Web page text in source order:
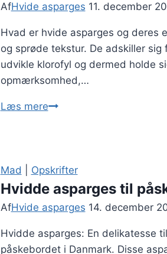
AfHvide asparges 11. december
Hvad er hvide asparges og deres
og sprøde tekstur. De adskiller
udvikle klorofyl og dermed holde
opmærksomhed,…
Læs mereHvide
og
rucola
Mad Opskrifter
Hvidde asparges til
AfHvide asparges 14. december
Hvidde asparges: En delikatesse
påskebordet i Danmark. Disse